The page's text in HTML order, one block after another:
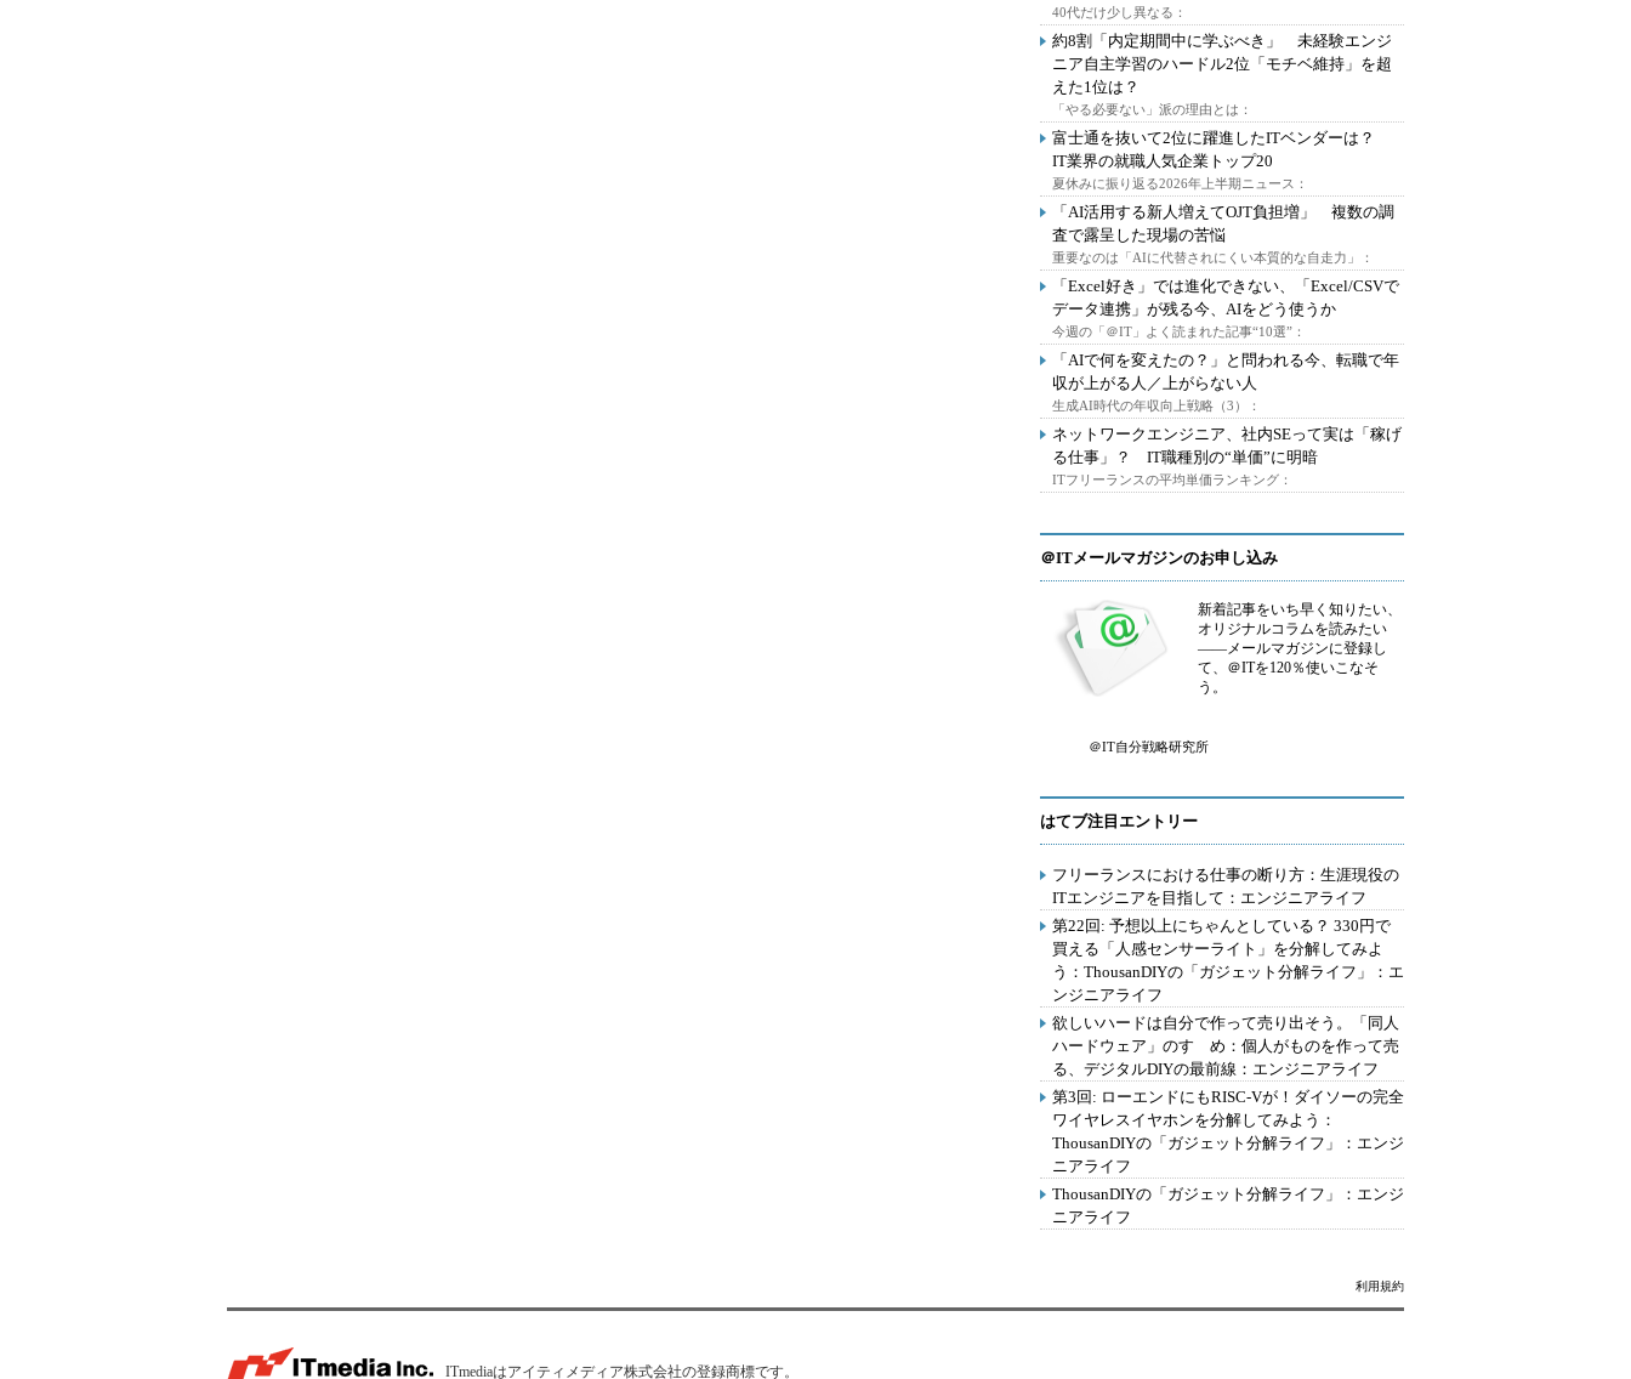
40代だけ少し異なる：
約8割「内定期間中に学ぶべき」 未経験エンジ
ニア自主学習のハードル2位「モチベ維持」を超
えた1位は？
「やる必要ない」派の理由とは：
富士通を抜いて2位に躍進したITベンダーは？
IT業界の就職人気企業トップ20
夏休みに振り返る2026年上半期ニュース：
「AI活用する新人増えてOJT負担増」 複数の調
査で露呈した現場の苦悩
重要なのは「AIに代替されにくい本質的な自走力」：
「Excel好き」では進化できない、「Excel/CSVで
データ連携」が残る今、AIをどう使うか
今週の「＠IT」よく読まれた記事“10選”：
「AIで何を変えたの？」と問われる今、転職で年
収が上がる人／上がらない人
生成AI時代の年収向上戦略（3）：
ネットワークエンジニア、社内SEって実は「稼げ
る仕事」？ IT職種別の“単価”に明暗
ITフリーランスの平均単価ランキング：
＠ITメールマガジンのお申し込み
新着記事をいち早く知りたい、
オリジナルコラムを読みたい
――メールマガジンに登録し
て、＠ITを120％使いこなそ
う。
＠IT自分戦略研究所
はてブ注目エントリー
フリーランスにおける仕事の断り方：生涯現役の
ITエンジニアを目指して：エンジニアライフ
第22回: 予想以上にちゃんとしている？ 330円で
買える「人感センサーライト」を分解してみよ
う：ThousanDIYの「ガジェット分解ライフ」：エ
ンジニアライフ
欲しいハードは自分で作って売り出そう。「同人
ハードウェア」のすゝめ：個人がものを作って売
る、デジタルDIYの最前線：エンジニアライフ
第3回: ローエンドにもRISC-Vが！ダイソーの完全
ワイヤレスイヤホンを分解してみよう：
ThousanDIYの「ガジェット分解ライフ」：エンジ
ニアライフ
ThousanDIYの「ガジェット分解ライフ」：エンジ
ニアライフ
利用規約
ITmediaはアイティメディア株式会社の登録商標です。